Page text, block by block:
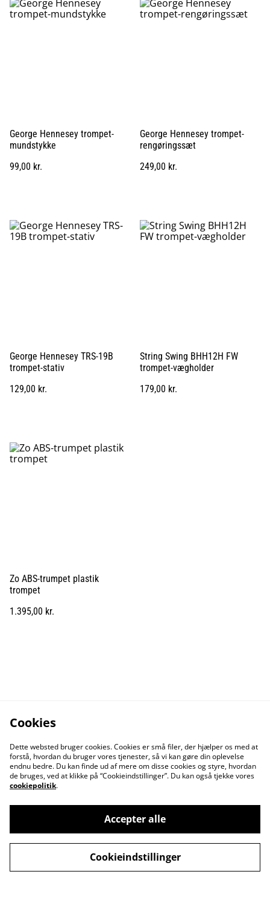
George Hennesey trompet-
mundstykke
99,00 kr.
George Hennesey trompet-
rengøringssæt
249,00 kr.
George Hennesey TRS-19B
trompet-stativ
129,00 kr.
String Swing BHH12H FW
trompet-vægholder
179,00 kr.
Zo ABS-trumpet plastik
trompet
1.395,00 kr.
Kontakt os Åbningstider
Betingelser Fortrolighedspolitik
Cookies
Dette websted bruger cookies. Cookies er små filer, der hjælper os med at
forstå, hvordan du bruger vores tjenester, så vi kan gøre din oplevelse
endnu bedre. Du kan finde ud af mere om disse cookies og styre, hvordan
de bruges, ved at klikke på “Cookieindstillinger”. Du kan også tjekke vores
cookiepolitik.
Accepter alle
Cookieindstillinger